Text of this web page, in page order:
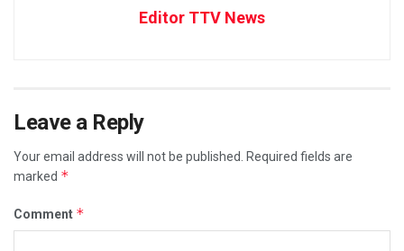
Editor TTV News
Leave a Reply
Your email address will not be published. Required fields are
marked *
Comment *